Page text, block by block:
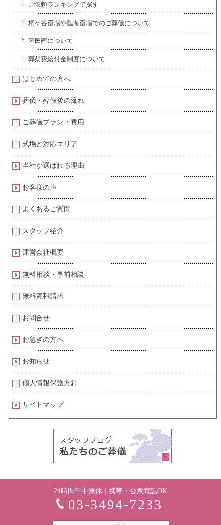
ご依頼ランキングで探す
桐ケ谷斎場や臨海斎場でのご葬儀について
区民葬について
葬祭費給付金制度について
はじめての方へ
葬儀・葬儀後の流れ
ご葬儀プラン・費用
式場と対応エリア
当社が選ばれる理由
お客様の声
よくあるご質問
スタッフ紹介
運営会社概要
無料相談・事前相談
無料資料請求
お問合せ
お急ぎの方へ
お知らせ
個人情報保護方針
サイトマップ
24時間年中無休｜携帯・公衆電話OK
03-3494-7233